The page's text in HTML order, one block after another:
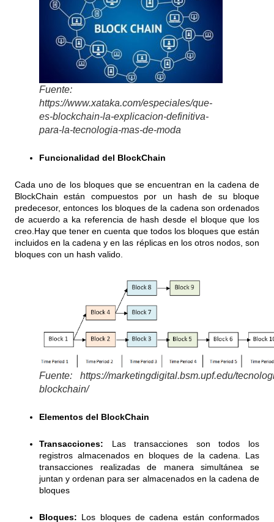
Fuente:
https://www.xataka.com/especiales/que-
es-blockchain-la-explicacion-definitiva-
para-la-tecnologia-mas-de-moda
Funcionalidad del BlockChain
Cada uno de los bloques que se encuentran en la cadena de
BlockChain están compuestos por un hash de su bloque
predecesor, entonces los bloques de la cadena son ordenados
de acuerdo a ka referencia de hash desde el bloque que los
creo.Hay que tener en cuenta que todos los bloques que están
incluidos en la cadena y en las réplicas en los otros nodos, son
bloques con un hash valido.
Fuente: https://marketingdigital.bsm.upf.edu/
blockchain/
Elementos del BlockChain
Transacciones: Las transacciones son todos los
registros almacenados en bloques de la cadena. Las
transacciones realizadas de manera simultánea se
juntan y ordenan para ser almacenados en la cadena de
bloques
Bloques: Los bloques de cadena están conformados